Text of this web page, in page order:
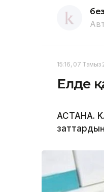
15:16, 07 Тамыз
Елде
АСТАНА.